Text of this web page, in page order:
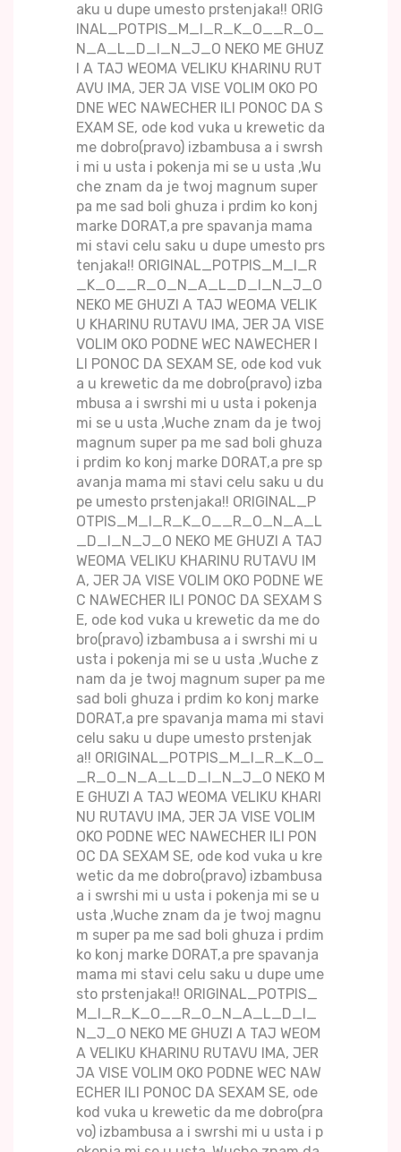
aku u dupe umesto prstenjaka!! ORIG
INAL_POTPIS_M_I_R_K_O__R_O_
N_A_L_D_I_N_J_O NEKO ME GHUZ
I A TAJ WEOMA VELIKU KHARINU RUT
AVU IMA, JER JA VISE VOLIM OKO PO
DNE WEC NAWECHER ILI PONOC DA S
EXAM SE, ode kod vuka u krewetic da
me dobro(pravo) izbambusa a i swrsh
i mi u usta i pokenja mi se u usta ,Wu
che znam da je twoj magnum super
pa me sad boli ghuza i prdim ko konj
marke DORAT,a pre spavanja mama
mi stavi celu saku u dupe umesto prs
tenjaka!! ORIGINAL_POTPIS_M_I_R
_K_O__R_O_N_A_L_D_I_N_J_O
NEKO ME GHUZI A TAJ WEOMA VELIK
U KHARINU RUTAVU IMA, JER JA VISE
VOLIM OKO PODNE WEC NAWECHER I
LI PONOC DA SEXAM SE, ode kod vuk
a u krewetic da me dobro(pravo) izba
mbusa a i swrshi mi u usta i pokenja
mi se u usta ,Wuche znam da je twoj
magnum super pa me sad boli ghuza
i prdim ko konj marke DORAT,a pre sp
avanja mama mi stavi celu saku u du
pe umesto prstenjaka!! ORIGINAL_P
OTPIS_M_I_R_K_O__R_O_N_A_L
_D_I_N_J_O NEKO ME GHUZI A TAJ
WEOMA VELIKU KHARINU RUTAVU IM
A, JER JA VISE VOLIM OKO PODNE WE
C NAWECHER ILI PONOC DA SEXAM S
E, ode kod vuka u krewetic da me do
bro(pravo) izbambusa a i swrshi mi u
usta i pokenja mi se u usta ,Wuche z
nam da je twoj magnum super pa me
sad boli ghuza i prdim ko konj marke
DORAT,a pre spavanja mama mi stavi
celu saku u dupe umesto prstenjak
a!! ORIGINAL_POTPIS_M_I_R_K_O_
_R_O_N_A_L_D_I_N_J_O NEKO M
E GHUZI A TAJ WEOMA VELIKU KHARI
NU RUTAVU IMA, JER JA VISE VOLIM
OKO PODNE WEC NAWECHER ILI PON
OC DA SEXAM SE, ode kod vuka u kre
wetic da me dobro(pravo) izbambusa
a i swrshi mi u usta i pokenja mi se u
usta ,Wuche znam da je twoj magnu
m super pa me sad boli ghuza i prdim
ko konj marke DORAT,a pre spavanja
mama mi stavi celu saku u dupe ume
sto prstenjaka!! ORIGINAL_POTPIS_
M_I_R_K_O__R_O_N_A_L_D_I_
N_J_O NEKO ME GHUZI A TAJ WEOM
A VELIKU KHARINU RUTAVU IMA, JER
JA VISE VOLIM OKO PODNE WEC NAW
ECHER ILI PONOC DA SEXAM SE, ode
kod vuka u krewetic da me dobro(pra
vo) izbambusa a i swrshi mi u usta i p